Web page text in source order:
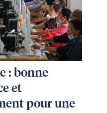
: bonne
et
pour une